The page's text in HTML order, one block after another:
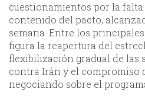
cuestionamientos por la
contenido del pacto,
semana. Entre los
figura la reapertura del
flexibilización gradual de las
contra Irán y el compromiso
negociando sobre el